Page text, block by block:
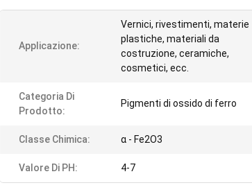
Applicazione:
Vernici, rivestimenti, materie
plastiche, materiali da
costruzione, ceramiche,
cosmetici, ecc.
Categoria Di
Prodotto:
Pigmenti di ossido di ferro
Classe Chimica: α - Fe2O3
Valore Di PH: 4-7